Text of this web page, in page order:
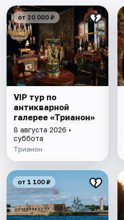
от 20 000 ₽
VIP тур по
антикварной
галерее «Трианон»
8 августа 2026 •
суббота
Трианон
от 1 100 ₽